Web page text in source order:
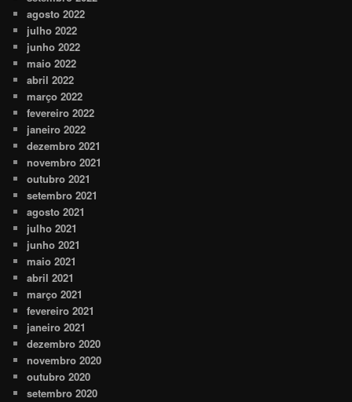
agosto 2022
julho 2022
junho 2022
maio 2022
abril 2022
março 2022
fevereiro 2022
janeiro 2022
dezembro 2021
novembro 2021
outubro 2021
setembro 2021
agosto 2021
julho 2021
junho 2021
maio 2021
abril 2021
março 2021
fevereiro 2021
janeiro 2021
dezembro 2020
novembro 2020
outubro 2020
setembro 2020